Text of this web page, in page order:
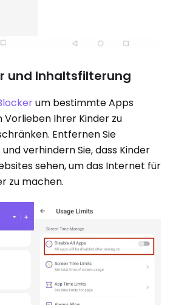
und Inhaltsfilterung
um bestimmte Apps
Ihrer Kinder zu
Entfernen Sie
verhindern Sie, dass Kinder
sehen, um das Internet für
zu machen.